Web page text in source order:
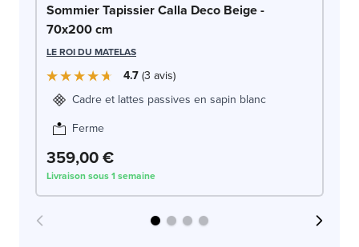
Sommier Tapissier Calla Deco Beige -
70x200 cm
LE ROI DU MATELAS
4.7 3 avis
Cadre et lattes passives en sapin blanc
Ferme
359,00 €
Livraison sous 1 semaine